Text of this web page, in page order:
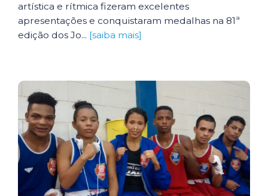
artística e rítmica fizeram excelentes
apresentações e conquistaram medalhas na 81ª
edição dos Jo... [saiba mais]